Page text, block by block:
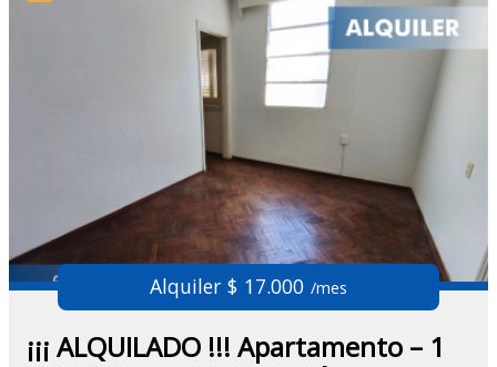
Alquiler $ 17.000 /mes
¡¡¡ ALQUILADO !!! Apartamento – 1